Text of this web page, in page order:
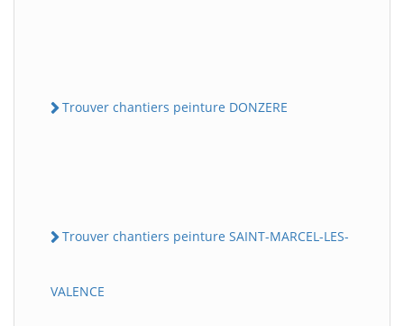
Trouver chantiers peinture DONZERE
Trouver chantiers peinture SAINT-MARCEL-LES-
VALENCE